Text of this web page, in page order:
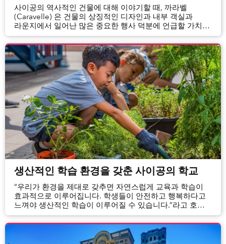
사이공의 역사적인 건물에 대해 이야기할 때, 까라벨
(Caravelle) 은 건물의 상징적인 디자인과 내부 객실과
라운지에서 일어난 많은 중요한 행사 덕분에 언급할 가치가
있다. 이 럭셔리 호텔의 60 번째 생일을 맞아, 특정 연령층의
사람들이 까라벨이라는...
생산적인 학습 환경을 갖춘 사이공의 학교
“우리가 환경을 제대로 갖추면 자연스럽게 교육과 학습이
효과적으로 이루어집니다. 학생들이 안전하고 행복하다고
느껴야 생산적인 학습이 이루어질 수 있습니다.”라고 호주
국제 학교의 초등부 부교장이자 유치원 교장인 Beth
Wills는 설명한다.